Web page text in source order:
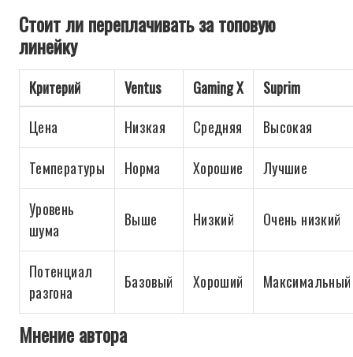
Стоит ли переплачивать за топовую
линейку
Критерий Ventus Gaming X
Suprim
Цена
Низкая Средняя
Высокая
Температуры
Норма Хорошие
Лучшие
Уровень
шума
Выше Низкий Очень низкий
Потенциал
разгона
Базовый Хороший Максимальный
Мнение автора